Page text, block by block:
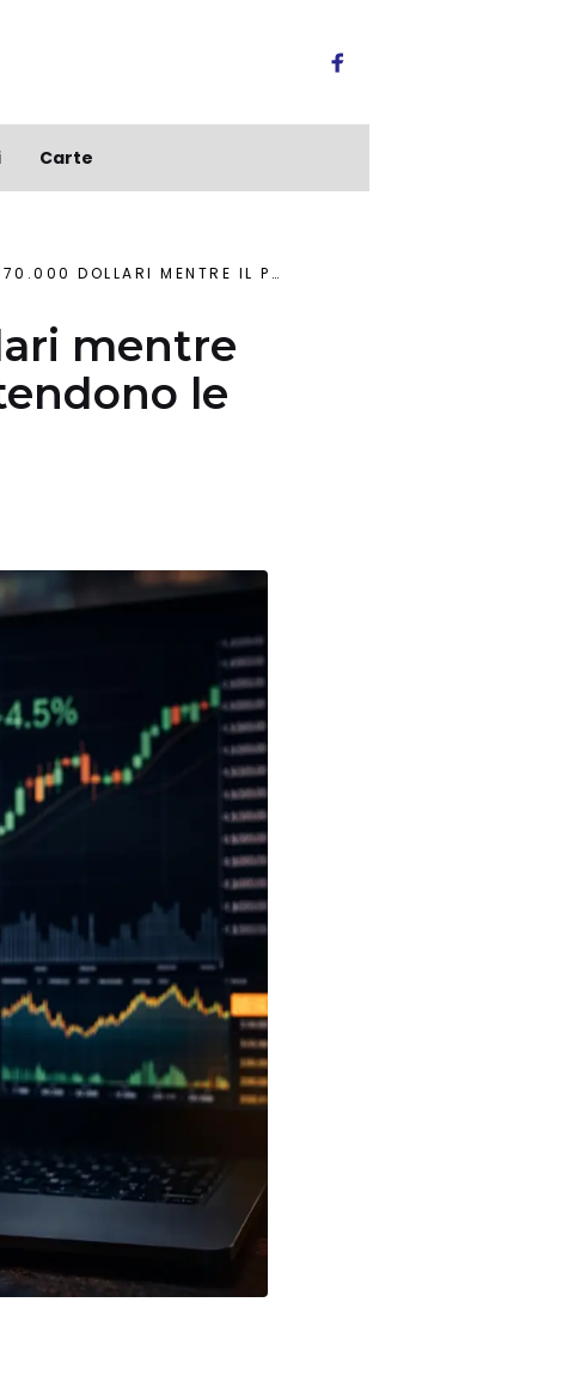
Carte
RALLENTA E I MERCATI ATTENDONO LE MOSSE DELLA FED
mentre
le